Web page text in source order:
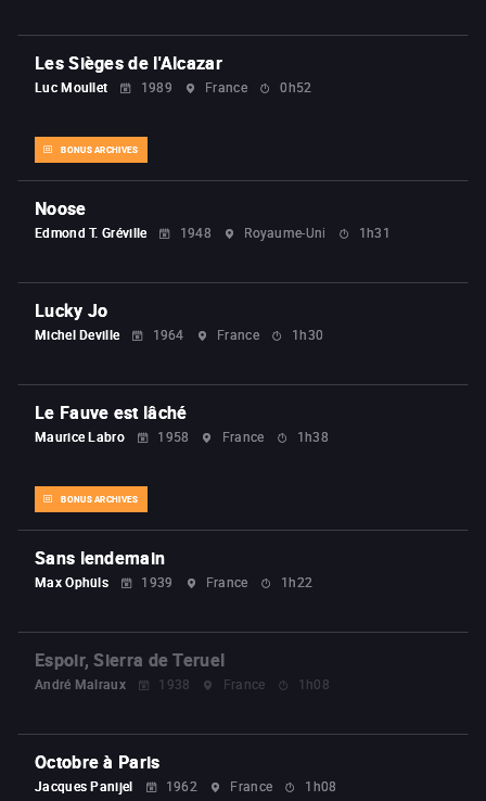
Les Sièges de l'Alcazar
Luc Moullet 1989 France 0h52
BONUS ARCHIVES
Noose
Edmond T. Gréville 1948 Royaume-Uni 1h31
Lucky Jo
Michel Deville 1964 France 1h30
Le Fauve est lâché
Maurice Labro 1958 France 1h38
BONUS ARCHIVES
Sans lendemain
Max Ophüls 1939 France 1h22
Espoir, Sierra de Teruel
André Malraux 1938 France 1h08
Octobre à Paris
Jacques Panijel 1962 France 1h08